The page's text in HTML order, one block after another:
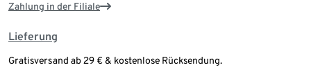
Zahlung in der Filiale
Lieferung
Gratisversand ab 29 € & kostenlose Rücksendung.